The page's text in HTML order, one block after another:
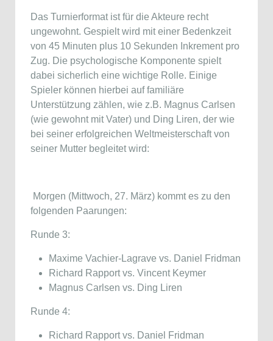
Das Turnierformat ist für die Akteure recht
ungewohnt. Gespielt wird mit einer Bedenkzeit
von 45 Minuten plus 10 Sekunden Inkrement pro
Zug. Die psychologische Komponente spielt
dabei sicherlich eine wichtige Rolle. Einige
Spieler können hierbei auf familiäre
Unterstützung zählen, wie z.B. Magnus Carlsen
(wie gewohnt mit Vater) und Ding Liren, der wie
bei seiner erfolgreichen Weltmeisterschaft von
seiner Mutter begleitet wird:
Morgen (Mittwoch, 27. März) kommt es zu den
folgenden Paarungen:
Runde 3:
Maxime Vachier-Lagrave vs. Daniel Fridman
Richard Rapport vs. Vincent Keymer
Magnus Carlsen vs. Ding Liren
Runde 4:
Richard Rapport vs. Daniel Fridman